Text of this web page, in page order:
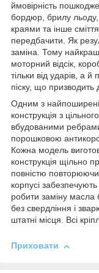
ймовірність
бордюр, брилу льоду,
краями та інше
передбачити. Як
заміна. Тому
моторний відсік,
тільки від ударів, а
піску, що призводить
Одним з
конструкція з
вбудованими
порошковою
Кожна модель
конструкція щільно
повністю
корпусі
робити заміну масла
без свердління і
штатні місця. Всі
Приховати